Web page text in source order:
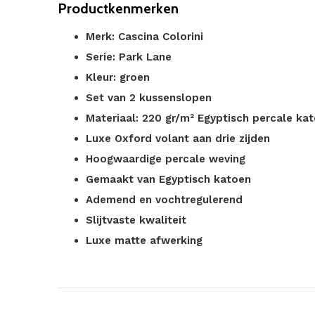
Productkenmerken
Merk: Cascina Colorini
Serie: Park Lane
Kleur: groen
Set van 2 kussenslopen
Materiaal: 220 gr/m² Egyptisch percale
Luxe Oxford volant aan drie zijden
Hoogwaardige percale weving
Gemaakt van Egyptisch katoen
Ademend en vochtregulerend
Slijtvaste kwaliteit
Luxe matte afwerking